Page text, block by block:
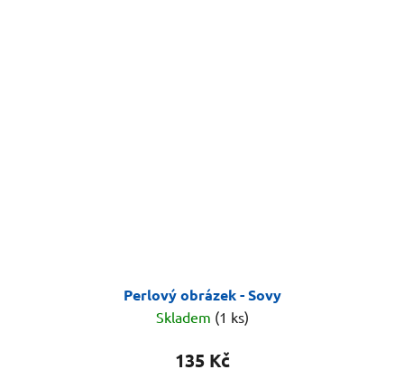
Perlový obrázek - Sovy
Skladem (1 ks)
135 Kč